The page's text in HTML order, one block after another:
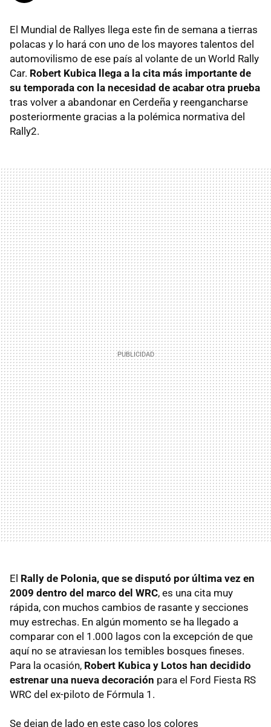
El Mundial de Rallyes llega este fin de semana a tierras
polacas y lo hará con uno de los mayores talentos del
automovilismo de ese país al volante de un World Rally
Car. Robert Kubica llega a la cita más importante de
su temporada con la necesidad de acabar otra prueba
tras volver a abandonar en Cerdeña y reengancharse
posteriormente gracias a la polémica normativa del
Rally2.
El Rally de Polonia, que se disputó por última vez en
2009 dentro del marco del WRC, es una cita muy
rápida, con muchos cambios de rasante y secciones
muy estrechas. En algún momento se ha llegado a
comparar con el 1.000 lagos con la excepción de que
aquí no se atraviesan los temibles bosques fineses.
Para la ocasión, Robert Kubica y Lotos han decidido
estrenar una nueva decoración para el Ford Fiesta RS
WRC del ex-piloto de Fórmula 1.
Se dejan de lado en este caso los colores